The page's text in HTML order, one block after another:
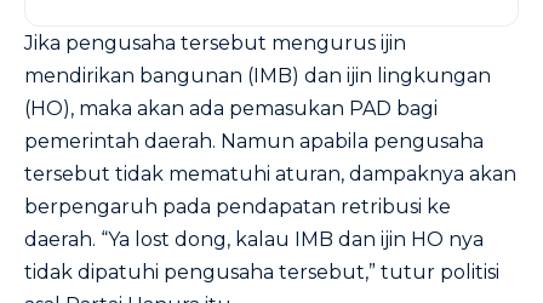
Jika pengusaha tersebut mengurus ijin
mendirikan bangunan (IMB) dan ijin lingkungan
(HO), maka akan ada pemasukan PAD bagi
pemerintah daerah. Namun apabila pengusaha
tersebut tidak mematuhi aturan, dampaknya akan
berpengaruh pada pendapatan retribusi ke
daerah. “Ya lost dong, kalau IMB dan ijin HO nya
tidak dipatuhi pengusaha tersebut,” tutur politisi